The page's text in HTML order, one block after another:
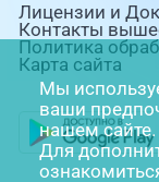
Лицензии и
Контакты
Политика
Карта сайта
Мы
ваши
нашем сайте.
Для